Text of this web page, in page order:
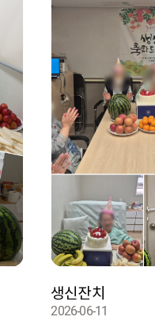
생신잔치
2026-06-11